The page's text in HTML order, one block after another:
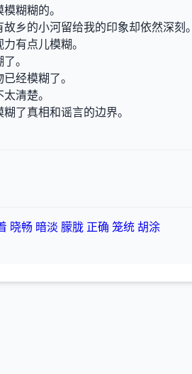
糊糊的。
乡的小河留给我的印象却依然深刻。
有点儿模糊。
。
经模糊了。
清楚。
了真相和谣言的边界。
晓畅 暗淡 朦胧 正确 笼统 胡涂